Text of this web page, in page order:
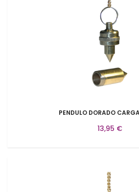
PENDULO DORADO
13,95 €